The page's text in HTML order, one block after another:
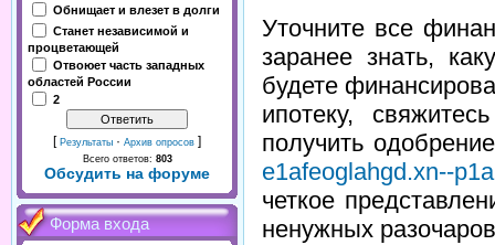
Обнищает и влезет в долги
Станет независимой и
процветающей
Отвоюет часть западных
областей России
2
[ Результаты · Архив опросов ]
Всего ответов: 803
Обсудить на форуме
Форма входа
Уточните все
заранее знать,
будете
ипотеку,
получить
e1afeoglahgd.xn--
четкое
ненужных